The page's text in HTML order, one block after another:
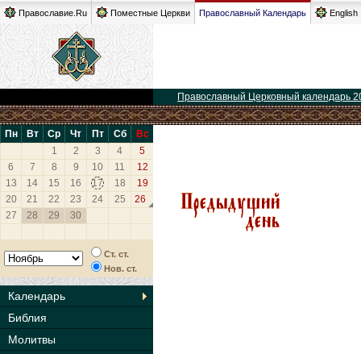
Православие.Ru Поместные Церкви Православный Календарь English
Православный Церковный календарь
Пн Вт Ср Чт Пт Сб
Вс
1
2 3 4
5
6
7 8 9 10 11
12
13
14 15 16 17 18
19
20
21 22 23 24 25
26
27
28 29 30
Ст. ст.
Нов. ст.
Календарь
Библия
Молитвы